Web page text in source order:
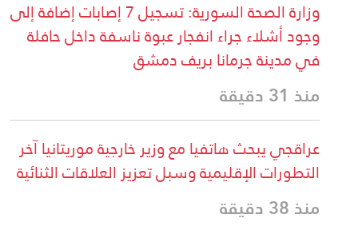
وزارة الصحة السورية: تسجيل 7 إصابات إضافة إلى
وجود أشلاء جراء انفجار عبوة ناسفة داخل حافلة
في مدينة جرمانا بريف دمشق
منذ 31 دقيقة
عراقجي يبحث هاتفيا مع وزير خارجية موريتانيا آخر
التطورات الإقليمية وسبل تعزيز العلاقات الثنائية
منذ 38 دقيقة